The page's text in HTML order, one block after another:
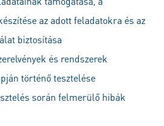
az adott feladatokra és az
biztosítása
és rendszerek
történő tesztelése
során felmerülő hibák